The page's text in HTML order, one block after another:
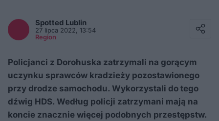
Spotted Lublin
27 lipca 2022, 13:54
Region
Policjanci z Dorohuska zatrzymali na gorącym
uczynku sprawców kradzieży pozostawionego
przy drodze samochodu. Wykorzystali do tego
dźwig HDS. Według policji zatrzymani mają na
koncie znacznie więcej podobnych przestępstw.